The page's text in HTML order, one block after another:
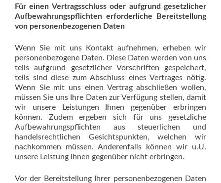
Für einen Vertragsschluss oder aufgrund gesetzlicher
Aufbewahrungspflichten erforderliche Bereitstellung
von personenbezogenen Daten
Wenn Sie mit uns Kontakt aufnehmen, erheben wir
personenbezogene Daten. Diese Daten werden von uns
teils aufgrund gesetzlicher Vorschriften gespeichert,
teils sind diese zum Abschluss eines Vertrages nötig.
Wenn Sie mit uns einen Vertrag abschließen wollen,
müssen Sie uns Ihre Daten zur Verfügung stellen, damit
wir unsere Leistungen Ihnen gegenüber erbringen
können. Zudem ergeben sich für uns gesetzliche
Aufbewahrungspflichten aus steuerlichen und
handelsrechtlichen Gesichtspunkten, welchen wir
nachkommen müssen. Anderenfalls können wir u.U.
unsere Leistung Ihnen gegenüber nicht erbringen.
Vor der Bereitstellung Ihrer personenbezogenen Daten